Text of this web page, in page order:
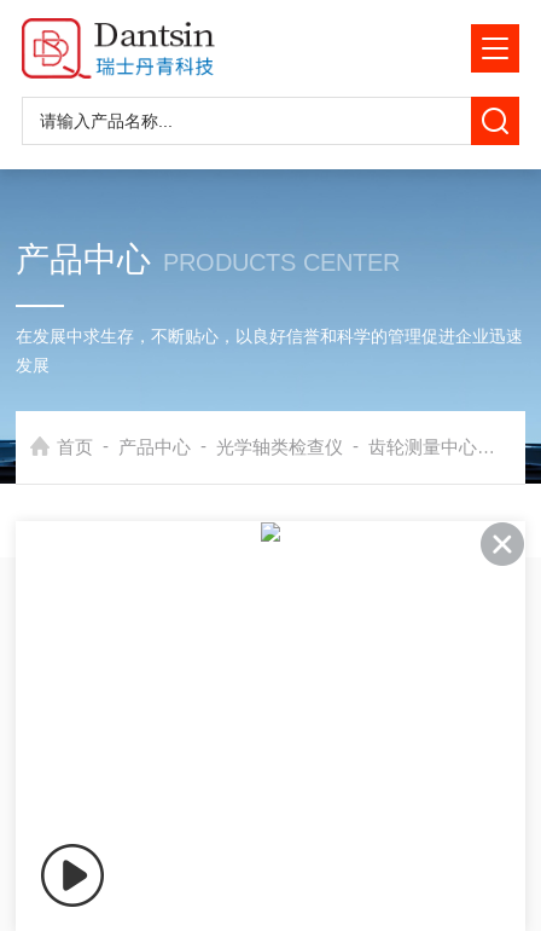
产品中心 PRODUCTS CENTER
在发展中求生存，不断贴心，以良好信誉和科学的管理促进企业迅速
发展
首页 - 产品中心 - 光学轴类检查仪 - 齿轮测量中心